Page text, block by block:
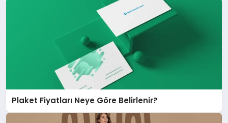
Plaket Fiyatları Neye Göre Belirlenir?